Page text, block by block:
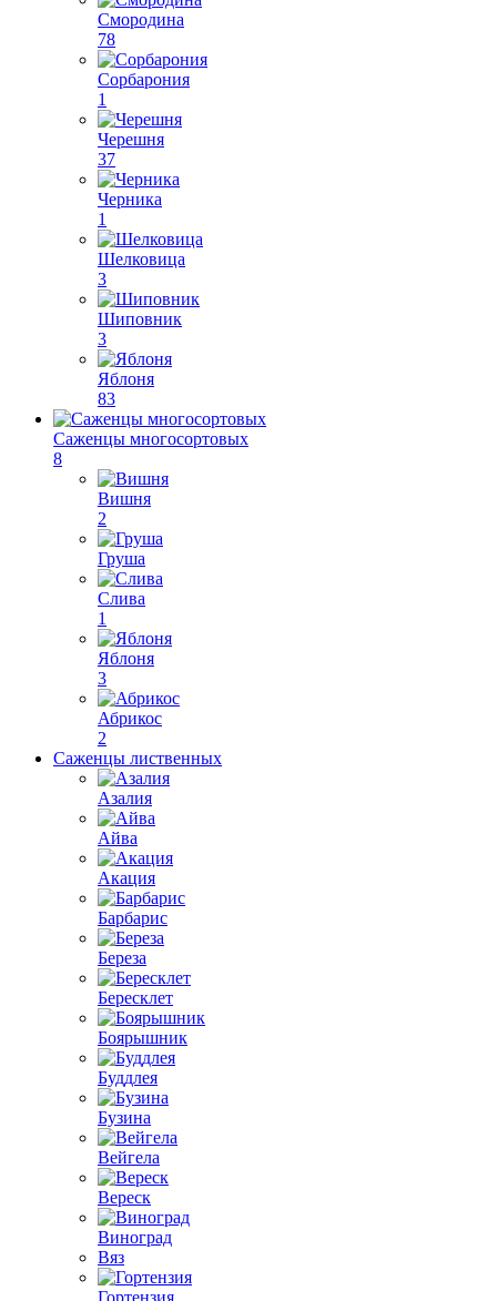
Смородина
78
Сорбарония
1
Черешня
37
Черника
1
Шелковица
3
Шиповник
3
Яблоня
83
Саженцы многосортовых
8
Вишня
2
Груша
Слива
1
Яблоня
3
Абрикос
2
Саженцы лиственных
Азалия
Айва
Акация
Барбарис
Береза
Бересклет
Боярышник
Буддлея
Бузина
Вейгела
Вереск
Виноград
Вяз
Гортензия